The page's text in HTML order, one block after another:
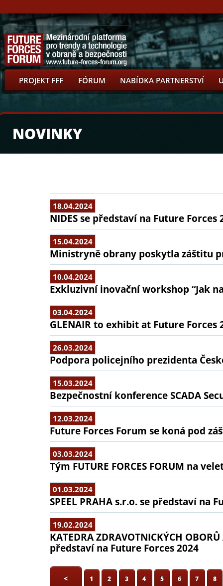
PROJEKT FFF FÓRUM NABÍDKA PARTNERSTVÍ
NOVINKY
18.04.2024
NIDES se představí na Future Forces
15.04.2024
Ministryně obrany poskytla záštitu
10.04.2024
Exkluzivní inovační workshop “Jak
03.04.2024
GLENAIR to exhibit at Future Forces
26.03.2024
Podpora policejního prezidenta
15.03.2024
Bezpečnostní konference SCADA
12.03.2024
Future Forces Forum se koná pod
03.03.2024
Tým FUTURE FORCES FORUM na
01.03.2024
SPEEL PRAHA s.r.o. se představí na
19.02.2024
KATEDRA ZDRAVOTNICKÝCH
představí na Future Forces 2024
< 1 2 3 4 5 6 7 8